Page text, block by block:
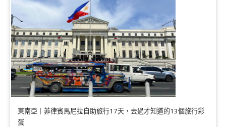
東南亞｜菲律賓馬尼拉自助旅行17天，去過才知道的13個旅行彩
蛋